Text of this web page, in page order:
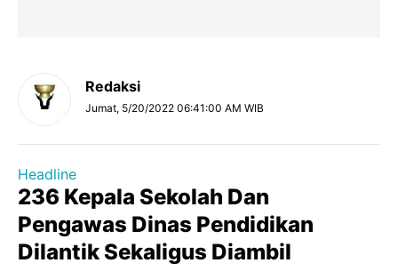
Redaksi
Jumat, 5/20/2022 06:41:00 AM WIB
Headline
236 Kepala Sekolah Dan
Pengawas Dinas Pendidikan
Dilantik Sekaligus Diambil